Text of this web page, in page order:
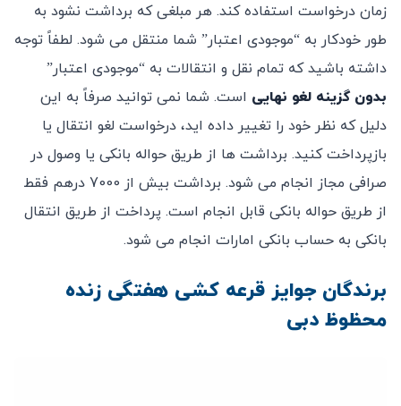
زمان درخواست استفاده کند. هر مبلغی که برداشت نشود به
طور خودکار به “موجودی اعتبار” شما منتقل می شود. لطفاً توجه
داشته باشید که تمام نقل و انتقالات به “موجودی اعتبار”
بدون گزینه لغو نهایی است. شما نمی توانید صرفاً به این
دلیل که نظر خود را تغییر داده اید، درخواست لغو انتقال یا
بازپرداخت کنید. برداشت ها از طریق حواله بانکی یا وصول در
صرافی مجاز انجام می شود. برداشت بیش از 7000 درهم فقط
از طریق حواله بانکی قابل انجام است. پرداخت از طریق انتقال
بانکی به حساب بانکی امارات انجام می شود.
برندگان جوایز قرعه کشی هفتگی زنده
محظوظ دبی